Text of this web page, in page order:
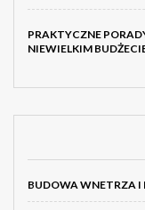
PRAKTYCZNE
NIEWIELKIM
BUDOWA WNETRZA I